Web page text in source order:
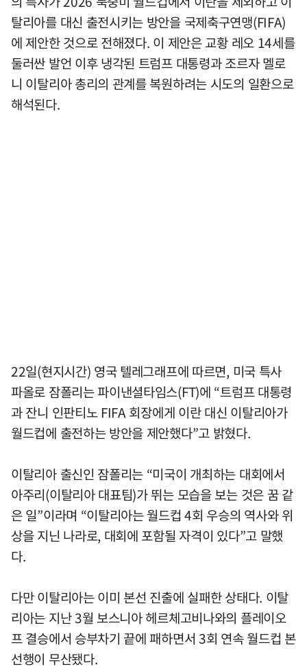
탈리아를 대신 출전시키는 방안을 국제축구연맹(FIFA)
에 제안한 것으로 전해졌다. 이 제안은 교황 레오 14세를
둘러싼 발언 이후 냉각된 트럼프 대통령과 조르자 멜로
니 이탈리아 총리의 관계를 복원하려는 시도의 일환으로
해석된다.
22일(현지시간) 영국 텔레그래프에 따르면, 미국 특사
파올로 잠폴리는 파이낸셜타임스(FT)에 “트럼프 대통령
과 잔니 인판티노 FIFA 회장에게 이란 대신 이탈리아가
월드컵에 출전하는 방안을 제안했다”고 밝혔다.
이탈리아 출신인 잠폴리는 “미국이 개최하는 대회에서
아주리(이탈리아 대표팀)가 뛰는 모습을 보는 것은 꿈 같
은 일”이라며 “이탈리아는 월드컵 4회 우승의 역사와 위
상을 지닌 나라로, 대회에 포함될 자격이 있다”고 말했
다.
다만 이탈리아는 이미 본선 진출에 실패한 상태다. 이탈
리아는 지난 3월 보스니아 헤르체고비나와의 플레이오
프 결승에서 승부차기 끝에 패하면서 3회 연속 월드컵 본
선행이 무산됐다.